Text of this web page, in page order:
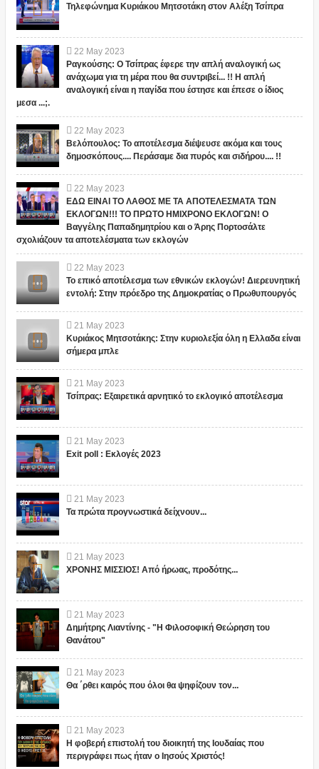
Τηλεφώνημα Κυριάκου Μητσοτάκη στον Αλέξη Τσίπρα
22 May 2023
Ραγκούσης: Ο Τσίπρας έφερε την απλή αναλογική ως
ανάχωμα για τη μέρα που θα συντριβεί... !! Η απλή
αναλογική είναι η παγίδα που έστησε και έπεσε ο ίδιος
μεσα ...;.
22 May 2023
Βελόπουλος: Το αποτέλεσμα διέψευσε ακόμα και τους
δημοσκόπους.... Περάσαμε δια πυρός και σιδήρου.... !!
22 May 2023
ΕΔΩ ΕΙΝΑΙ ΤΟ ΛΑΘΟΣ ΜΕ ΤΑ ΑΠΟΤΕΛΕΣΜΑΤΑ ΤΩΝ
ΕΚΛΟΓΩΝ!!! ΤΟ ΠΡΩΤΟ ΗΜΙΧΡΟΝΟ ΕΚΛΟΓΩΝ! Ο
Βαγγέλης Παπαδημητρίου και ο Άρης Πορτοσάλτε
σχολιάζουν τα αποτελέσματα των εκλογών
22 May 2023
Το επικό αποτέλεσμα των εθνικών εκλογών! Διερευνητική
εντολή: Στην πρόεδρο της Δημοκρατίας ο Πρωθυπουργός
21 May 2023
Κυριάκος Μητσοτάκης: Στην κυριολεξία όλη η Ελλαδα είναι
σήμερα μπλε
21 May 2023
Τσίπρας: Εξαιρετικά αρνητικό το εκλογικό αποτέλεσμα
21 May 2023
Exit poll : Εκλογές 2023
21 May 2023
Τα πρώτα προγνωστικά δείχνουν...
21 May 2023
ΧΡΟΝΗΣ ΜΙΣΣΙΟΣ! Από ήρωας, προδότης...
21 May 2023
Δημήτρης Λιαντίνης - "Η Φιλοσοφική Θεώρηση του
Θανάτου"
21 May 2023
Θα ΄ρθει καιρός που όλοι θα ψηφίζουν τον...
21 May 2023
Η φοβερή επιστολή του διοικητή της Ιουδαίας που
περιγράφει πως ήταν ο Ιησούς Χριστός!